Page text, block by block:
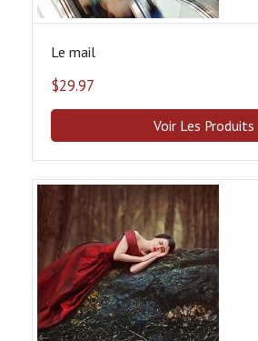
Le mail
$29.97
Voir Les Produits